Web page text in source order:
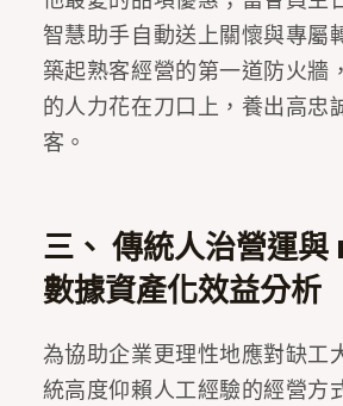
智慧助手自動送上關懷與專屬
築起熟客經營的第一道防火牆
的人力花在刀口上，養出高忠
客。
三、 傳統人治營運
數據資產化效益分析
為協助企業更理性地應對缺工
統高度仰賴人工經驗的經營方